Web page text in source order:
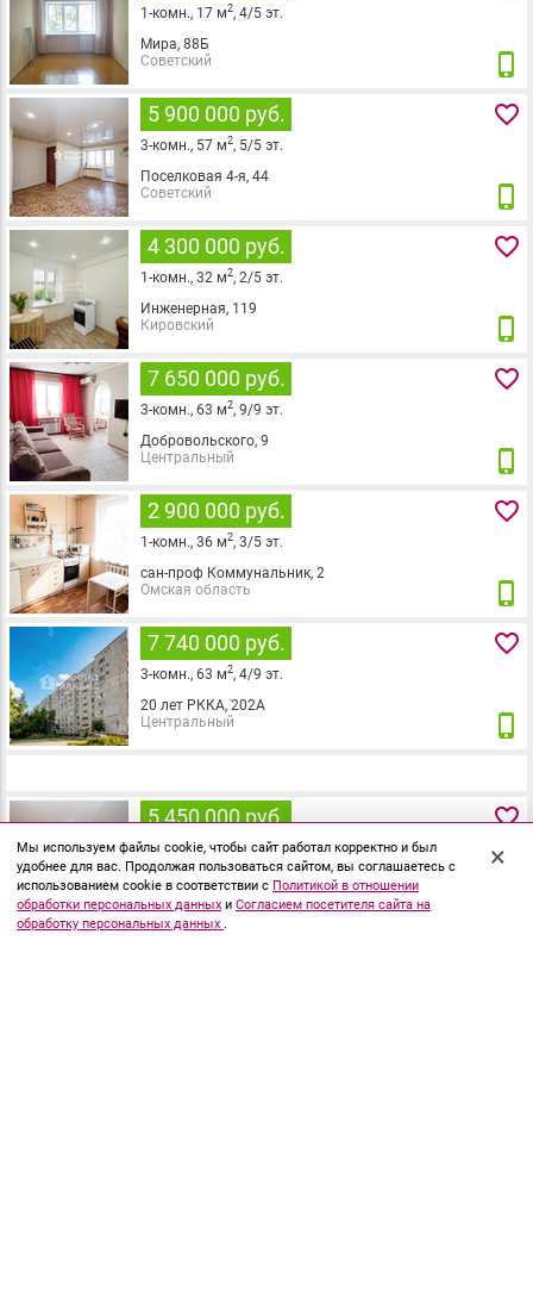
Мы используем файлы cookie, чтобы сайт работал корректно и был
удобнее для вас. Продолжая пользоваться сайтом, вы соглашаетесь с
использованием cookie в соответствии с Политикой в отношении
обработки персональных данных и Согласием посетителя сайта на
обработку персональных данных .
×
1-комн., 17 м2, 4/5 эт.
Мира, 88Б
Советский
phone_iphone
5 900 000 руб.
3-комн., 57 м2, 5/5 эт.
Поселковая 4-я, 44
Советский
favorite_border
phone_iphone
4 300 000 руб.
1-комн., 32 м2, 2/5 эт.
Инженерная, 119
Кировский
favorite_border
phone_iphone
7 650 000 руб.
3-комн., 63 м2, 9/9 эт.
Добровольского, 9
Центральный
favorite_border
phone_iphone
2 900 000 руб.
1-комн., 36 м2, 3/5 эт.
сан-проф Коммунальник, 2
Омская область
favorite_border
phone_iphone
7 740 000 руб.
3-комн., 63 м2, 4/9 эт.
20 лет РККА, 202А
Центральный
favorite_border
phone_iphone
5 450 000 руб.
30м2,3/5 эт.
Ленинградская, 1
favorite_border